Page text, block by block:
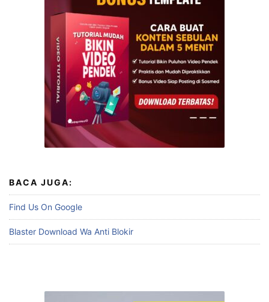
BACA JUGA:
Find Us On Google
Blaster Download Wa Anti Blokir